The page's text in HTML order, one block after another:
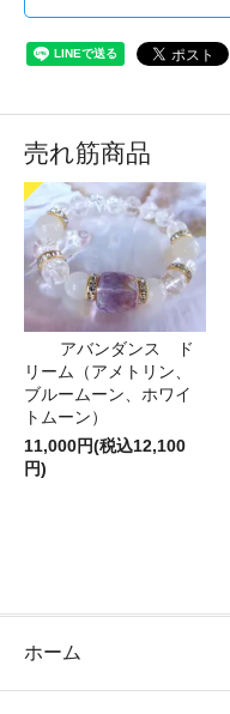
売れ筋商品
アバンダンス ド
リーム（アメトリン、
ブルームーン、ホワイ
トムーン）
11,000円(税込12,100
円)
ホーム